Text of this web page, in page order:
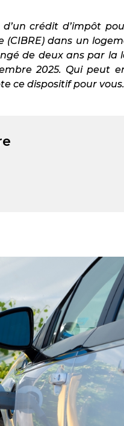
crédit d’impôt
dans un
de deux ans par la
2025. Qui peut
ce dispositif pour vous.